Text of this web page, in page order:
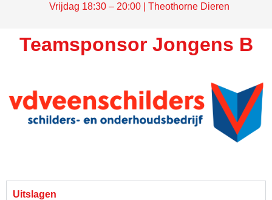
Vrijdag 18:30 – 20:00 | Theothorne Dieren
Teamsponsor Jongens B
Uitslagen